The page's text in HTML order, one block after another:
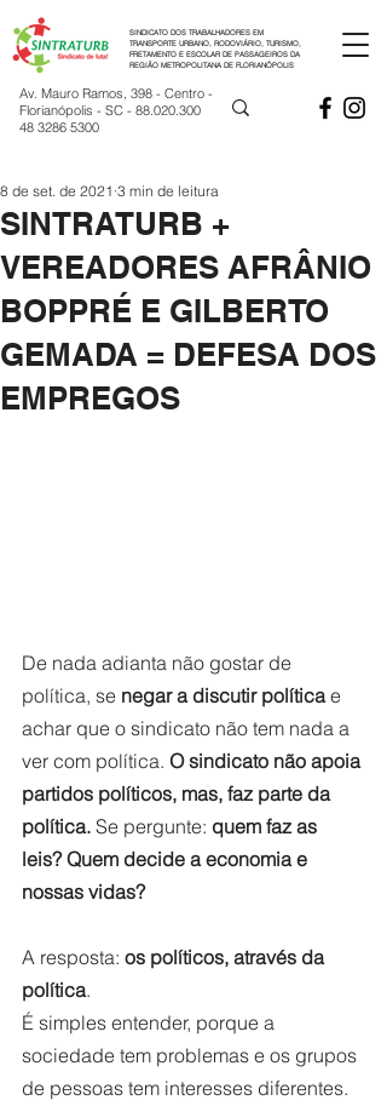
SINDICATO DOS TRABALHADORES EM
TRANSPORTE URBANO, RODOVIÁRIO, TURISMO,
FRETAMENTO E ESCOLAR DE PASSAGEIROS DA
REGIÃO METROPOLITANA DE FLORIANÓPOLIS
Av. Mauro Ramos, 398 - Centro -
Florianópolis - SC - 88.020.300
48 3286 5300
SINTRATURB +
VEREADORES AFRÂNIO
BOPPRÉ E GILBERTO
GEMADA = DEFESA DOS
EMPREGOS
8 de set. de 2021 3 min de leitura
De nada adianta não gostar de
política, se negar a discutir política e
achar que o sindicato não tem nada a
ver com política. O sindicato não apoia
partidos políticos, mas, faz parte da
política. Se pergunte: quem faz as
leis? Quem decide a economia e
nossas vidas?
A resposta: os políticos, através da
política.
É simples entender, porque a
sociedade tem problemas e os grupos
de pessoas tem interesses diferentes.